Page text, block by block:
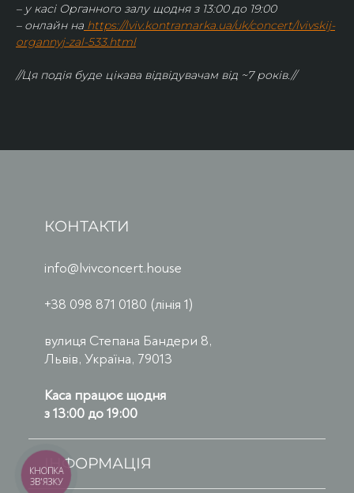
– у касі Органного залу щодня з 13:00 до 19:00
– онлайн на https://lviv.kontramarka.ua/uk/concert/lvivskij-
organnyj-zal-533.html
//Ця подія буде цікава відвідувачам від ~7 років.//
КОНТАКТИ
info@lvivconcert.house
+38 098 871 0180 (лінія 1)
вулиця Степана Бандери 8,
Львів, Україна, 79013
Каса працює щодня
з 13:00 до 19:00
ІНФОРМАЦІЯ
КНОПКА
ЗВ'ЯЗКУ